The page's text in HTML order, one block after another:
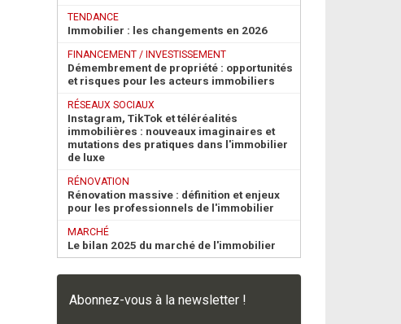
TENDANCE
Immobilier : les changements en 2026
FINANCEMENT / INVESTISSEMENT
Démembrement de propriété : opportunités
et risques pour les acteurs immobiliers
RÉSEAUX SOCIAUX
Instagram, TikTok et téléréalités
immobilières : nouveaux imaginaires et
mutations des pratiques dans l'immobilier
de luxe
RÉNOVATION
Rénovation massive : définition et enjeux
pour les professionnels de l'immobilier
MARCHÉ
Le bilan 2025 du marché de l'immobilier
Abonnez-vous à la newsletter !